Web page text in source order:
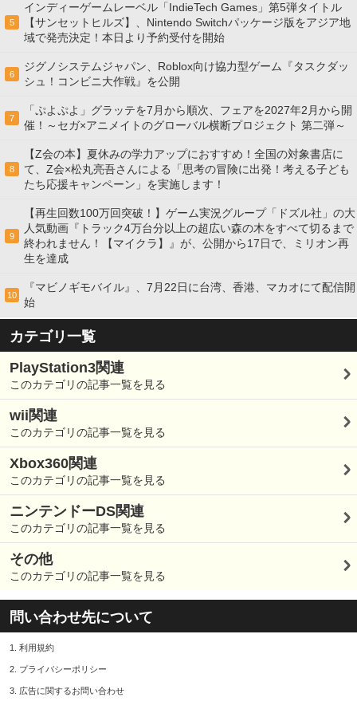
5
インディーゲームレーベル「IndieTech Games」第5弾タイトル
【サンセットヒルズ】、Nintendo Switchパッケージ版をアジア地
域で発売決定！本日より予約受付を開始
6
ジグノシステムジャパン、Roblox向け協力型ゲーム『タスクダッ
シュ！コンビニ大作戦』を公開
7
「ぷよぷよ」グラッテを7月から順次、フェアを2027年2月から開
催！～セガ×アニメイトのグローバル横断プロジェクト 第二弾～
8
【Z会の本】夏休みの学力アップにおすすめ！全国の対象書店に
て、Z会×松丸亮吾さんによる「思考の冒険に出発！考える子ども
たち応援キャンペーン」を実施します！
9
【再生回数100万回突破！】ゲーム実況グループ「ドズル社」の大
人気動画『トラック4万台分以上の超広い森の木をすべて切るまで
終われません！【マイクラ】』が、公開から17日で、ミリオン再
生を達成
10
『マビノギモバイル』、7月22日に台湾、香港、マカオにて配信開
始
カテゴリ一覧
PlayStation3関連
このカテゴリの記事一覧を見る
wii関連
このカテゴリの記事一覧を見る
Xbox360関連
このカテゴリの記事一覧を見る
ニンテンドーDS関連
このカテゴリの記事一覧を見る
その他
このカテゴリの記事一覧を見る
問い合わせ先について
1. 利用規約
2. プライバシーポリシー
3. 広告に関するお問い合わせ